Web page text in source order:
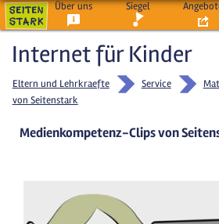
Über uns Siegel
Internet für Kinder
Eltern und Lehrkraefte Service
von Seitenstark
Medienkompetenz-Clips von